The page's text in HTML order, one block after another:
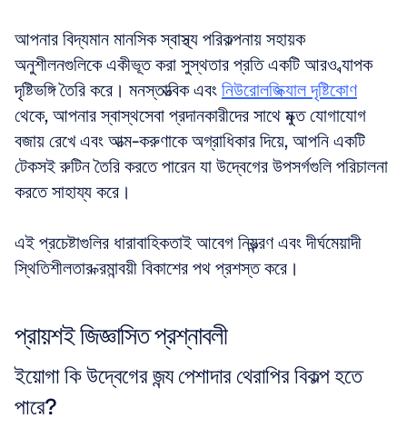
আপনার বিদ্যমান মানসিক স্বাস্থ্য পরিকল্পনায় সহায়ক
অনুশীলনগুলিকে একীভূত করা সুস্থতার প্রতি একটি আরও ব্যাপক
দৃষ্টিভঙ্গি তৈরি করে। মনস্তাত্ত্বিক এবং নিউরোলজিক্যাল দৃষ্টিকোণ
থেকে, আপনার স্বাস্থসেবা প্রদানকারীদের সাথে মুক্ত যোগাযোগ
বজায় রেখে এবং আত্ম-করুণাকে অগ্রাধিকার দিয়ে, আপনি একটি
টেকসই রুটিন তৈরি করতে পারেন যা উদ্বেগের উপসর্গগুলি পরিচালনা
করতে সাহায্য করে।
এই প্রচেষ্টাগুলির ধারাবাহিকতাই আবেগ নিয়ন্ত্রণ এবং দীর্ঘমেয়াদী
স্থিতিশীলতার ক্রমান্বয়ী বিকাশের পথ প্রশস্ত করে।
প্রায়শই জিজ্ঞাসিত প্রশ্নাবলী
ইয়োগা কি উদ্বেগের জন্য পেশাদার থেরাপির বিকল্প হতে
পারে?